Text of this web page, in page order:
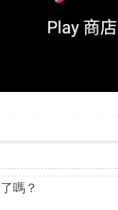
嗎？